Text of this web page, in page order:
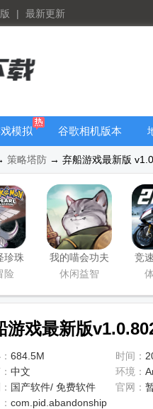
| 最新更新
模拟
版合集
谷歌相机版本
大全
策略塔防 → 弃船游戏最新版
珍珠
版
险
我的喵会功夫
手游正版
休闲益智
竞
游
游戏最新版
684.5M 时间：
中文 环境：
国产软件/ 免费软件 官网：
com.pid.abandonship